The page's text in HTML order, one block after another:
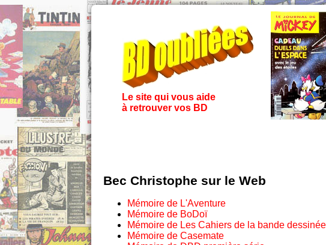
Le site qui vous aide
à retrouver vos BD
Bec Christophe sur le Web
Mémoire de L'Aventure
Mémoire de BoDoï
Mémoire de Les Cahiers de la bande
Mémoire de Casemate